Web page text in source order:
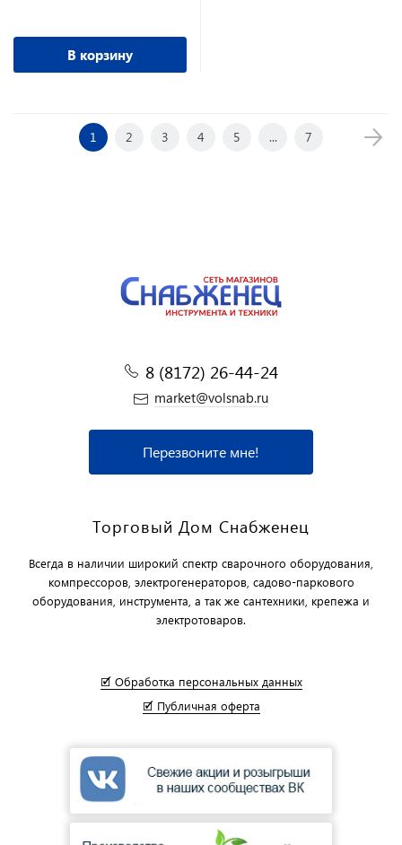
В корзину
1 2 3 4 5 ... 7
8 (8172) 26-44-24
market@volsnab.ru
Перезвоните мне!
Торговый Дом Снабженец
Всегда в наличии широкий спектр сварочного оборудования,
компрессоров, электрогенераторов, садово-паркового
оборудования, инструмента, а так же сантехники, крепежа и
электротоваров.
🗹 Обработка персональных данных
🗹 Публичная оферта